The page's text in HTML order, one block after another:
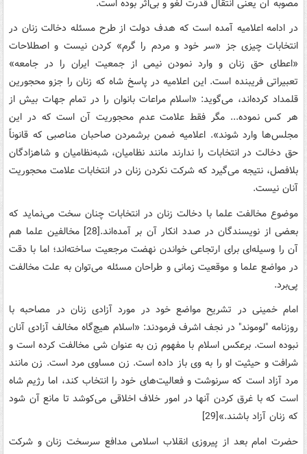
مصوبه‌ آن‌ یعنی‌ انتقال‌ قدرت‌ لغو و بی‌اثر بوده‌ است‌.
در ادامه‌ اعلامیه‌ آمده‌ است‌ که‌ هدف‌ دولت‌ از طرح‌ مسئله‌ دخالت‌ زنان‌ در
انتخابات‌ چیزی‌ جز «سر خود و مردم‌ را گرم‌» کردن‌ نیست ‌و اصطلاحات‌
«اعطای‌ حق‌ زنان‌ و وارد نمودن‌ نیمی‌ از جمعیت‌ ایران‌ را در جامعه‌»
تعبیراتی‌ فریبنده‌ است‌. این‌ اعلامیه‌ در پاسخ‌ شاه‌ که‌ زنان‌ را جزو محجورین‌
قلمداد کرده‌اند، می‌گوید: «اسلام‌ مراعات‌ بانوان‌ را در تمام‌ جهات‌ بیش‌ از
هر کس‌ نموده‌... مگر فقط‌ علامت‌ عدم‌ محجوریت‌ آن‌ است‌ که‌ در این‌
مجلس‌ها وارد شوند». اعلامیه‌ ضمن ‌برشمردن‌ صاحبان‌ مناصبی‌ که‌ قانوناً
حق‌ دخالت‌ در انتخابات‌ را ندارند مانند نظامیان‌، شبه‌نظامیان‌ و شاهزادگان‌
بلافصل‌، نتیجه‌ می‌گیرد که‌ شرکت‌ نکردن‌ زنان‌ در انتخابات ‌علامت‌ محجوریت‌
آنان‌ نیست‌.
موضوع‌ مخالفت‌ علما با دخالت‌ زنان‌ در انتخابات‌ چنان‌ سخت‌ می‌نماید که‌
بعضی‌ از نویسندگان‌ در صدد انکار آن‌ بر آمده‌اند.[28] مخالفین‌ علما هم‌
آن‌ را وسیله‌ای‌ برای‌ ارتجاعی‌ خواندن‌ نهضت‌ مرجعیت‌ ساخته‌اند؛ اما با دقت‌
در مواضع‌ علما و موقعیت‌ زمانی‌ و طراحان‌ مسئله‌ می‌توان‌ به‌ علت ‌مخالفت‌
پی‌برد.
امام خمینی در تشریح‌ مواضع‌ خود در مورد آزادی‌ زنان‌ در مصاحبه‌ با
روزنامه‌ ‌"لوموند" در نجف‌ اشرف‌ فرمودند: «اسلام‌ هیچ‌گاه‌ مخالف‌ آزادی‌ آنان‌
نبوده‌ است‌. برعکس‌ اسلام‌ با مفهوم‌ زن‌ به‌ عنوان‌ شی‌ مخالفت‌ کرده‌ است‌ و
شرافت‌ و حیثیت‌ او را به‌ وی‌ باز داده‌ است‌. زن‌ مساوی‌ مرد است‌. زن‌ مانند
مرد آزاد است‌ که‌ سرنوشت‌ و فعالیت‌های‌ خود را انتخاب‌ کند، اما رژیم‌ شاه‌
است‌ که‌ با غرق کردن‌ آنها در امور خلاف‌ اخلاقی ‌می‌کوشد تا مانع‌ آن‌ شود
که‌ زنان‌ آزاد باشند.»[29]
حضرت‌ امام‌ بعد از پیروزی‌ انقلاب‌ اسلامی‌ مدافع‌ سرسخت‌ زنان‌ و شرکت‌